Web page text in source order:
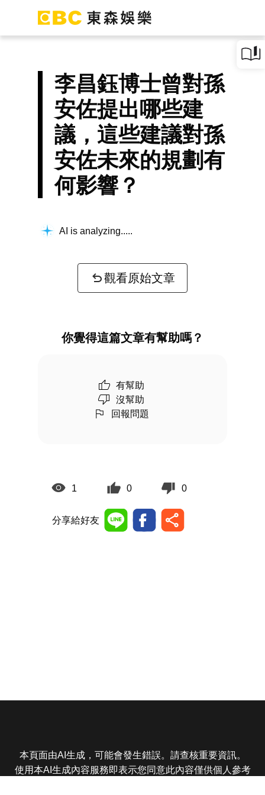
李昌鈺博士曾對孫
安佐提出哪些建
議，這些建議對孫
安佐未來的規劃有
何影響？
AI is analyzing...
觀看原始文章
你覺得這篇文章有幫助嗎？
有幫助
沒幫助
回報問題
1 0 0
分享給好友
本頁面由AI生成，可能會發生錯誤。請查核重要資訊。
使用本AI生成內容服務即表示您同意此內容僅供個人參考